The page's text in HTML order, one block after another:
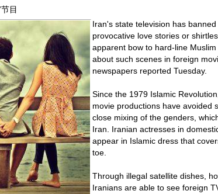
Iran's state television has
provocative love stories or
apparent bow to hard-line
about such scenes in foreign
newspapers reported Tuesday.
Since the 1979 Islamic
movie productions have avoided
close mixing of the genders,
Iran. Iranian actresses in
appear in Islamic dress that
toe.
Through illegal satellite dishes,
Iranians are able to see foreign